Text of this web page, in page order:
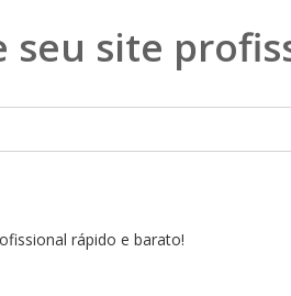
seu site